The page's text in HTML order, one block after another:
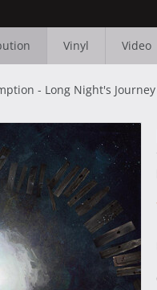
Vinyl Video
- Long Night's Journey